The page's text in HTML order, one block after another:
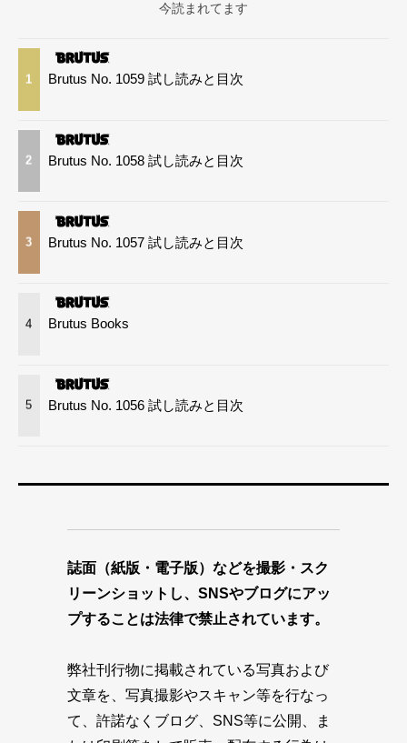
今読まれてます
1 Brutus No. 1059 試し読みと目次
2 Brutus No. 1058 試し読みと目次
3 Brutus No. 1057 試し読みと目次
4 Brutus Books
5 Brutus No. 1056 試し読みと目次
誌面（紙版・電子版）などを撮影・スク
リーンショットし、SNSやブログにアッ
プすることは法律で禁止されています。
弊社刊行物に掲載されている写真および
文章を、写真撮影やスキャン等を行なっ
て、許諾なくブログ、SNS等に公開、ま